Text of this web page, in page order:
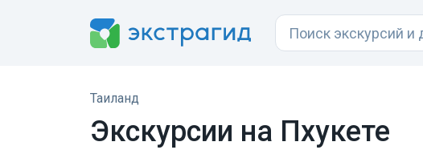
Таиланд
Экскурсии на Пхукете